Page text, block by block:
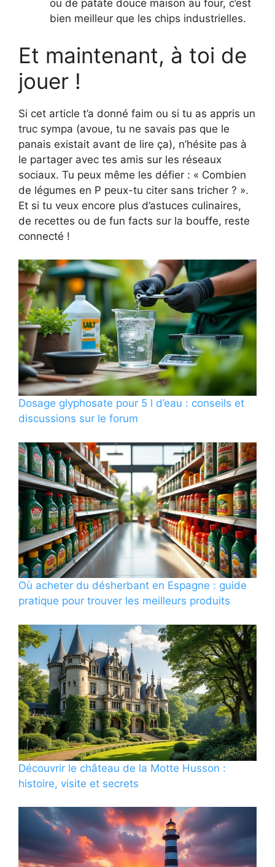
ou de patate douce maison au four, c’est
bien meilleur que les chips industrielles.
Et maintenant, à toi de
jouer !
Si cet article t’a donné faim ou si tu as appris un
truc sympa (avoue, tu ne savais pas que le
panais existait avant de lire ça), n’hésite pas à
le partager avec tes amis sur les réseaux
sociaux. Tu peux même les défier : « Combien
de légumes en P peux-tu citer sans tricher ? ».
Et si tu veux encore plus d’astuces culinaires,
de recettes ou de fun facts sur la bouffe, reste
connecté !
Dosage glyphosate pour 5 l d’eau : conseils et
discussions sur le forum
Où acheter du désherbant en Espagne : guide
pratique pour trouver les meilleurs produits
Découvrir le château de la Motte Husson :
histoire, visite et secrets